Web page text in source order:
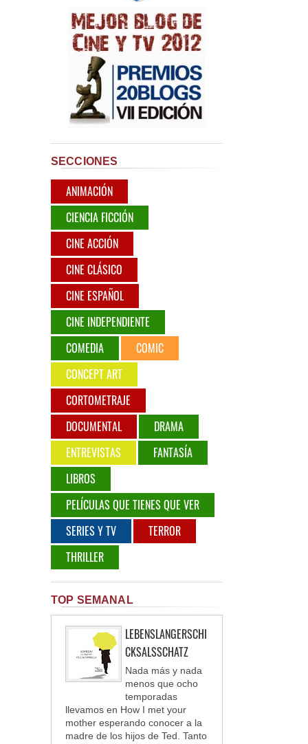
SECCIONES
ANIMACIÓN
CIENCIA FICCIÓN
CINE ACCIÓN
CINE CLÁSICO
CINE ESPAÑOL
CINE INDEPENDIENTE
COMEDIA
COMIC
CONCEPT ART
CORTOMETRAJE
DOCUMENTAL
DRAMA
ENTREVISTAS
FANTASÍA
LIBROS
PELÍCULAS QUE TIENES QUE VER
SERIES Y TV
TERROR
THRILLER
TOP SEMANAL
LEBENSLANGERSCHI
CKSALSSCHATZ
Nada más y nada
menos que ocho
temporadas
llevamos en How I met your
mother esperando conocer a la
madre de los hijos de Ted. Tanto